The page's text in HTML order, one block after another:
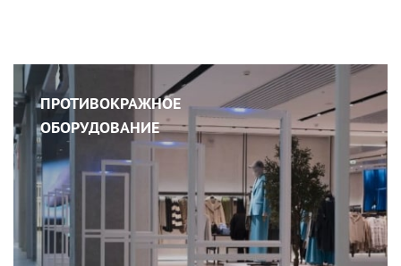
ПРОТИВОКРАЖНОЕ
ОБОРУДОВАНИЕ